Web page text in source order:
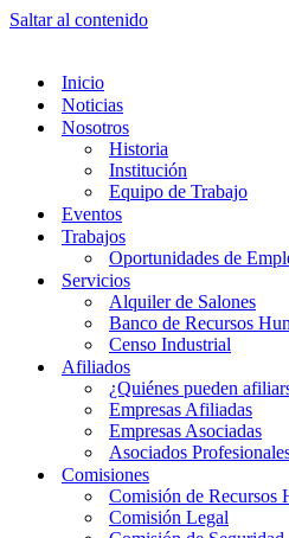
Saltar al contenido
Inicio
Noticias
Nosotros
Historia
Institución
Equipo de Trabajo
Eventos
Trabajos
Oportunidades de
Servicios
Alquiler de Salones
Banco de Recursos
Censo Industrial
Afiliados
¿Quiénes pueden
Empresas Afiliadas
Empresas Asociadas
Asociados
Comisiones
Comisión de Recursos
Comisión Legal